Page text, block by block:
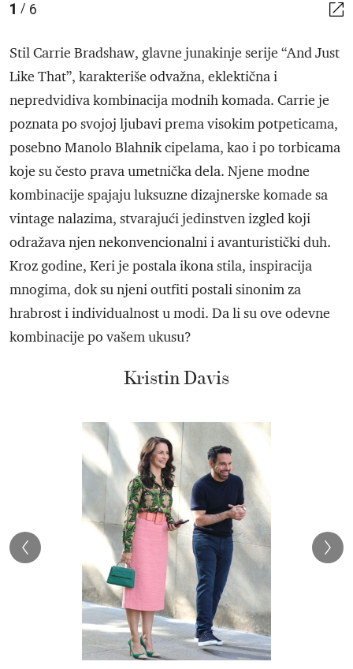
1 / 6
Stil Carrie Bradshaw, glavne junakinje serije “And Just
Like That”, karakteriše odvažna, eklektična i
nepredvidiva kombinacija modnih komada. Carrie je
poznata po svojoj ljubavi prema visokim potpeticama,
posebno Manolo Blahnik cipelama, kao i po torbicama
koje su često prava umetnička dela. Njene modne
kombinacije spajaju luksuzne dizajnerske komade sa
vintage nalazima, stvarajući jedinstven izgled koji
odražava njen nekonvencionalni i avanturistički duh.
Kroz godine, Keri je postala ikona stila, inspiracija
mnogima, dok su njeni outfiti postali sinonim za
hrabrost i individualnost u modi. Da li su ove odevne
kombinacije po vašem ukusu?
Kristin Davis